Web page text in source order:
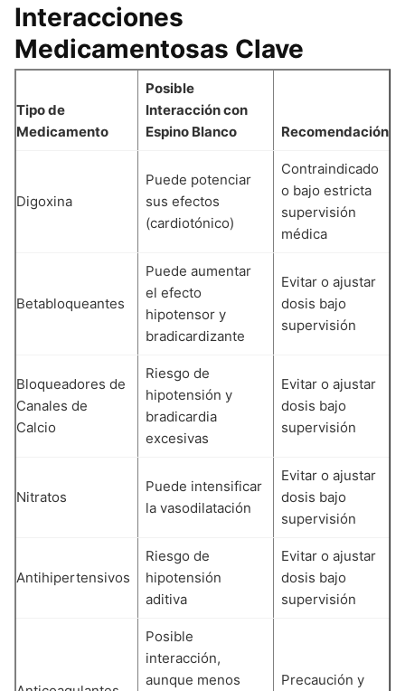
Interacciones
Medicamentosas Clave
Tipo de
Medicamento
Posible
Interacción con
Espino Blanco
Recomendación
Digoxina
Puede potenciar
sus efectos
(cardiotónico)
Contraindicado
o bajo estricta
supervisión
médica
Betabloqueantes
Puede aumentar
el efecto
hipotensor y
bradicardizante
Evitar o ajustar
dosis bajo
supervisión
Bloqueadores de
Canales de
Calcio
Riesgo de
hipotensión y
bradicardia
excesivas
Evitar o ajustar
dosis bajo
supervisión
Nitratos
Puede intensificar
la vasodilatación
Evitar o ajustar
dosis bajo
supervisión
Antihipertensivos
Riesgo de
hipotensión
aditiva
Evitar o ajustar
dosis bajo
supervisión
Posible
interacción,
aunque menos
Precaución y